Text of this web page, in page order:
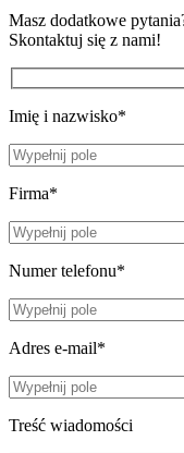
Masz dodatkowe
Skontaktuj się z nami!
Imię i nazwisko*
Firma*
Numer telefonu*
Adres e-mail*
Treść wiadomości